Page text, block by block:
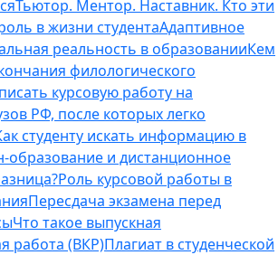
Тьютор. Ментор. Наставник. Кто эти
в жизни студентаАдаптивное
реальность в образованииКем
филологического
курсовую работу на
РФ, после которых легко
студенту искать информацию в
образование и дистанционное
Роль курсовой работы в
Пересдача экзамена перед
Что такое выпускная
работа (ВКР)Плагиат в студенческой